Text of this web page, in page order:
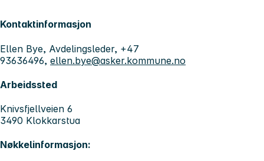
Kontaktinformasjon
Ellen Bye, Avdelingsleder, +47
93636496, ellen.bye@asker.kommune.no
Arbeidssted
Knivsfjellveien 6
3490 Klokkarstua
Nøkkelinformasjon: